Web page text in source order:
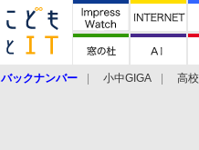
バックナンバー 小中GIGA 高